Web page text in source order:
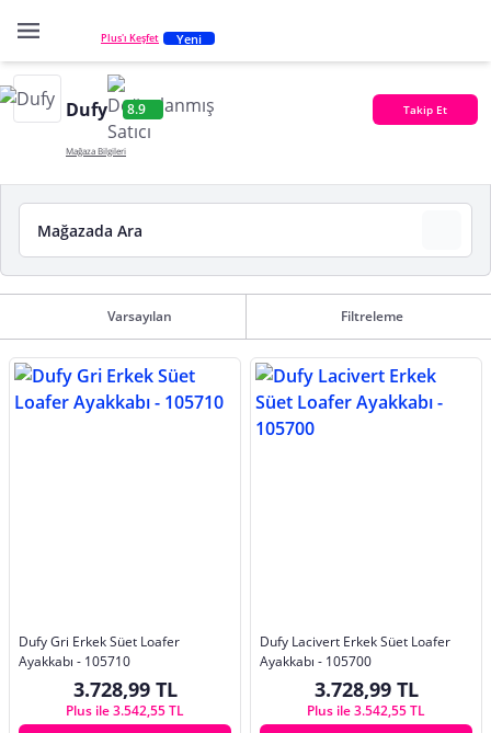
Plus'ı Keşfet Yeni
Dufy 8.9 Takip Et
Mağaza Bilgileri
Varsayılan Filtreleme
Dufy Gri Erkek Süet Loafer
Ayakkabı - 105710
3.728,99 TL
Plus ile 3.542,55 TL
Dufy Lacivert Erkek Süet Loafer
Ayakkabı - 105700
3.728,99 TL
Plus ile 3.542,55 TL